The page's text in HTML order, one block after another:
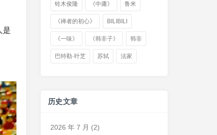
是
铃木俊隆 《中庸》 鲁米
《禅者的初心》 BILIBILI
《一味》 《韩非子》 韩非
巴特勒·叶芝 苏轼 法家
历史文章
2026 年 7 月 (2)